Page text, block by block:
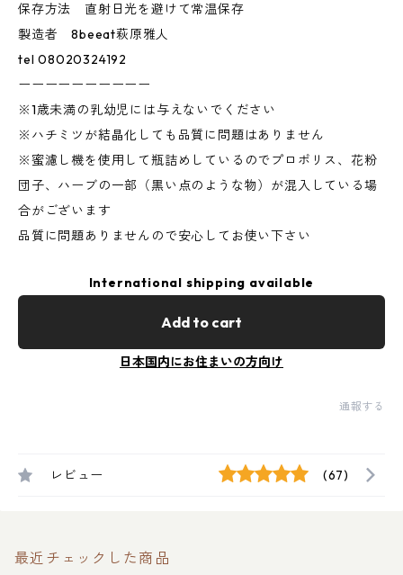
保存方法 直射日光を避けて常温保存
製造者 8beeat萩原雅人
tel 08020324192
ーーーーーーーーーー
※1歳未満の乳幼児には与えないでください
※ハチミツが結晶化しても品質に問題はありません
※蜜濾し機を使用して瓶詰めしているのでプロポリス、花粉
団子、ハーブの一部（黒い点のような物）が混入している場
合がございます
品質に問題ありませんので安心してお使い下さい
International shipping available
Add to cart
日本国内にお住まいの方向け
通報する
レビュー (67)
最近チェックした商品